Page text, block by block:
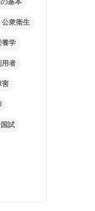
基本
公衆衛生
養学
用者
害
試